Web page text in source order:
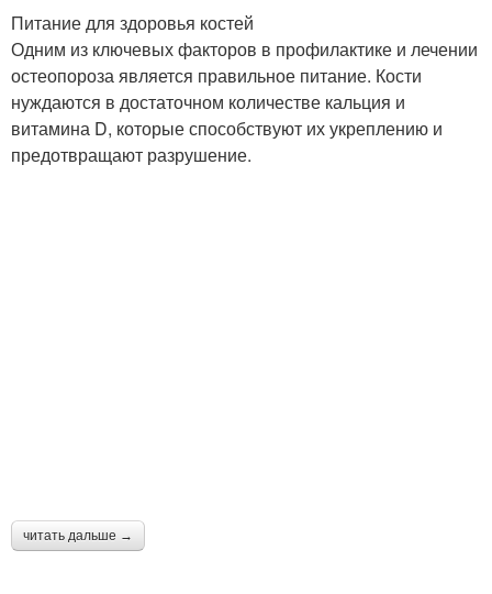
Питание для здоровья костей
Одним из ключевых факторов в профилактике и лечении
остеопороза является правильное питание. Кости
нуждаются в достаточном количестве кальция и
витамина D, которые способствуют их укреплению и
предотвращают разрушение.
читать дальше →